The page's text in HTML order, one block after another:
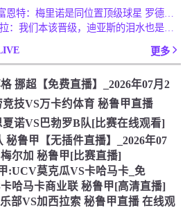
[你怎么看？]德拉富恩特：梅里诺是同位置顶级球星 罗德里是这
【体育头条】夏奇拉：我们本该晋级，迪亚斯的泪水也是每个哥伦比
更多
挪超【免费直播】_2026年07月2
竞技VS万卡约体育 秘鲁甲直播
夏诺VS巴勃罗B队[比赛在线观看]
秘鲁甲【无插件直播】_2026年07
尔加 秘鲁甲[比赛直播]
:UCV莫克瓜VS卡哈马卡_免
哈马卡商业联 秘鲁甲[高清直播]
部VS加西拉索 秘鲁甲直播 在线观